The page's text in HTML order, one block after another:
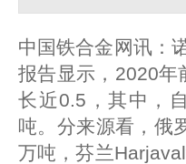
中国铁合金网讯：
报告显示，2020年
长近0.5，其中，
吨。分来源看，俄
万吨，芬兰